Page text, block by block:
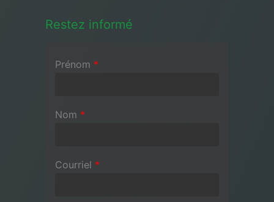
Restez informé
Prénom *
Nom *
Courriel *